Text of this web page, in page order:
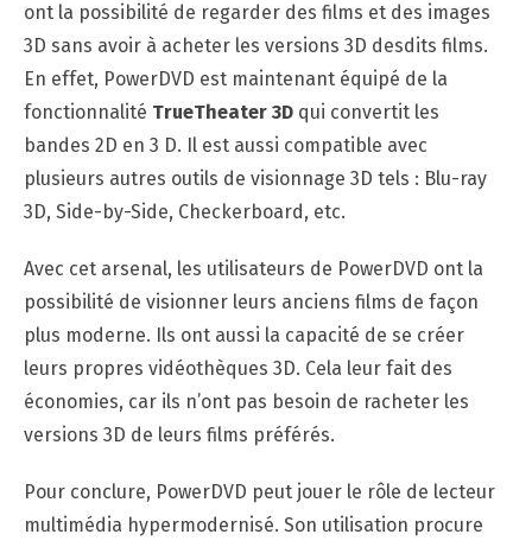
ont la possibilité de regarder des films et des images
3D sans avoir à acheter les versions 3D desdits films.
En effet, PowerDVD est maintenant équipé de la
fonctionnalité TrueTheater 3D qui convertit les
bandes 2D en 3 D. Il est aussi compatible avec
plusieurs autres outils de visionnage 3D tels : Blu-ray
3D, Side-by-Side, Checkerboard, etc.
Avec cet arsenal, les utilisateurs de PowerDVD ont la
possibilité de visionner leurs anciens films de façon
plus moderne. Ils ont aussi la capacité de se créer
leurs propres vidéothèques 3D. Cela leur fait des
économies, car ils n’ont pas besoin de racheter les
versions 3D de leurs films préférés.
Pour conclure, PowerDVD peut jouer le rôle de lecteur
multimédia hypermodernisé. Son utilisation procure